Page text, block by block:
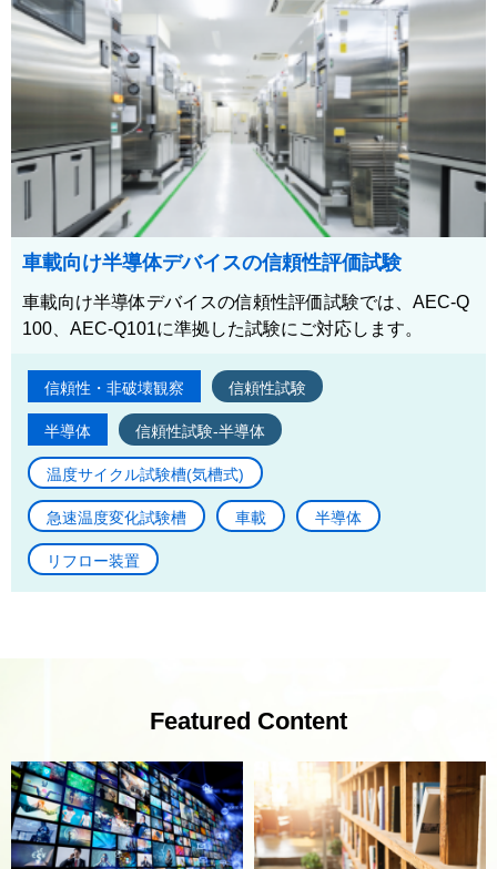
車載向け半導体デバイスの信頼性評価試験
車載向け半導体デバイスの信頼性評価試験では、AEC-Q
100、AEC-Q101に準拠した試験にご対応します。
信頼性・非破壊観察 信頼性試験
半導体 信頼性試験-半導体
温度サイクル試験槽(気槽式)
急速温度変化試験槽 車載 半導体
リフロー装置
Featured Content